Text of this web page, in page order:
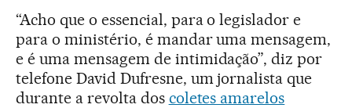
“Acho que o essencial, para o legislador e
para o ministério, é mandar uma mensagem,
e é uma mensagem de intimidação”, diz por
telefone David Dufresne, um jornalista que
durante a revolta dos coletes amarelos